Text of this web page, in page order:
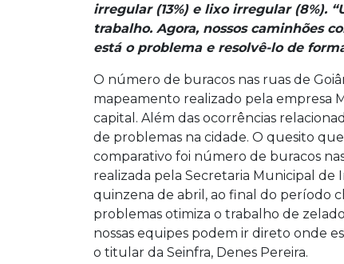
irregular (13%) e lixo irregular (8%).
trabalho. Agora, nossos caminhões
está o problema e resolvê-lo de
O número de buracos nas ruas de
mapeamento realizado pela empresa
capital. Além das ocorrências
de problemas na cidade. O quesito
comparativo foi número de buracos
realizada pela Secretaria Municipal
quinzena de abril, ao final do período
problemas otimiza o trabalho de
nossas equipes podem ir direto onde
o titular da Seinfra, Denes Pereira.